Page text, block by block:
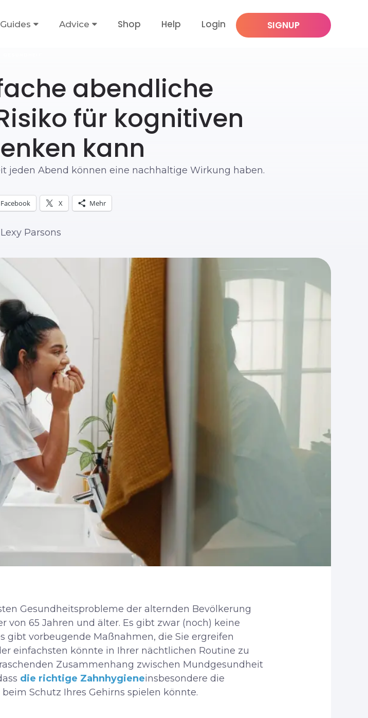
Guides Advice Shop Help Login SIGNUP
abendliche
für kognitiven
kann
jeden Abend können eine nachhaltige Wirkung haben.
Facebook X Mehr
Parsons
Gesundheitsprobleme der alternden Bevölkerung
von 65 Jahren und älter. Es gibt zwar (noch) keine
gibt vorbeugende Maßnahmen, die Sie ergreifen
einfachsten könnte in Ihrer nächtlichen Routine zu
Zusammenhang zwischen Mundgesundheit
die richtige Zahnhygieneinsbesondere die
Schutz Ihres Gehirns spielen könnte.